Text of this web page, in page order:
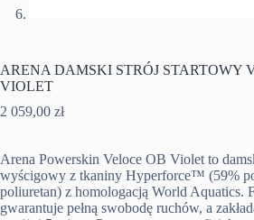
ARENA DAMSKI STRÓJ STARTOWY
VIOLET
2 059,00 zł
Arena Powerskin Veloce OB Violet to
wyścigowy z tkaniny Hyperforce™ (59%
poliuretan) z homologacją World Aquatics.
gwarantuje pełną swobodę ruchów, a